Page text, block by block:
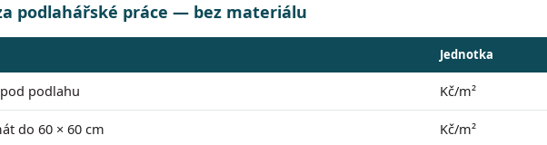
podlahářské práce — bez materiálu
Jednotka
podlahu Kč/m²
do 60 × 60 cm Kč/m²